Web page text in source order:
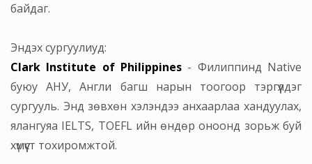
байдаг.
Эндэх сургуулиуд:
Clark Institute of Philippines - Филиппинд Native
буюу АНУ, Англи багш нарын тоогоор тэргүүлдэг
сургууль. Энд зөвхөн хэлэндээ анхаарлаа хандуулах,
ялангуяа IELTS, TOEFL ийн өндөр оноонд зорьж буй
хүмүүст тохиромжтой.